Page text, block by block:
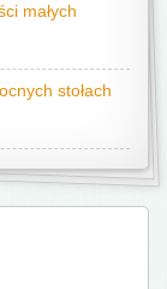
małych
stołach